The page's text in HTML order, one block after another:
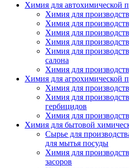
Химия для автохимической
Химия для
Химия для
Химия для
Химия для
Химия для
салона
Химия для
Химия для агрохимической
Химия для
Химия для
гербицидов
Химия для
Химия для бытовой
Сырье для
для мытья посуды
Химия для
засоров